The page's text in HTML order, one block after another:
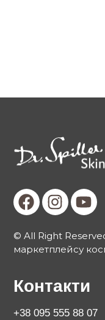
© All Right
маркетплейсу
Контакти
+38 095 555 88 07